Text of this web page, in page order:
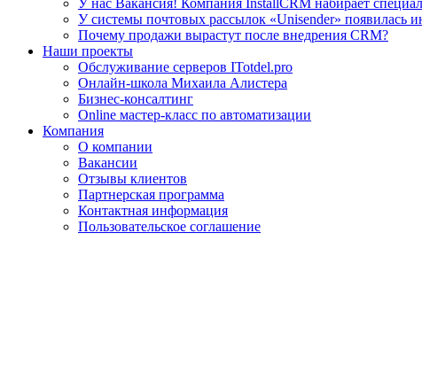
У нас Вакансия! Компания InstallCRM набирает
У системы почтовых рассылок «Unisender» появилась
Почему продажи вырастут после внедрения CRM?
Наши проекты
Обслуживание серверов ITotdel.pro
Онлайн-школа Михаила Алистера
Бизнес-консалтинг
Online мастер-класс по автоматизации
Компания
О компании
Вакансии
Отзывы клиентов
Партнерская программа
Контактная информация
Пользовательское соглашение